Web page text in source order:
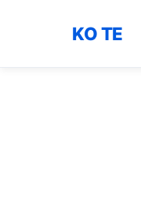
KO TE